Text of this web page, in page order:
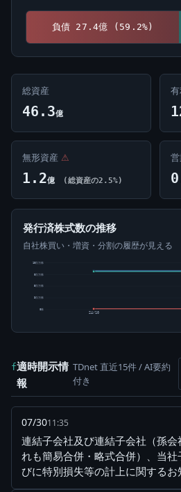
負債 27.4億 (59.2%)
総資産
46.3億
無形資産 ⚠
1.2億 (総資産の2.5%)
発行済株式数の推移
自社株買い・増資・分割の履歴が見える
0株
3百万株
5百万株
8百万株
10百万株
24/10
f適時開示情
報
TDnet 直近15件 / AI要約
付き
07/3011:35
連結子会社及び連結子会社（孫
れも簡易合併・略式合併）、当
びに特別損失等の計上に関するお